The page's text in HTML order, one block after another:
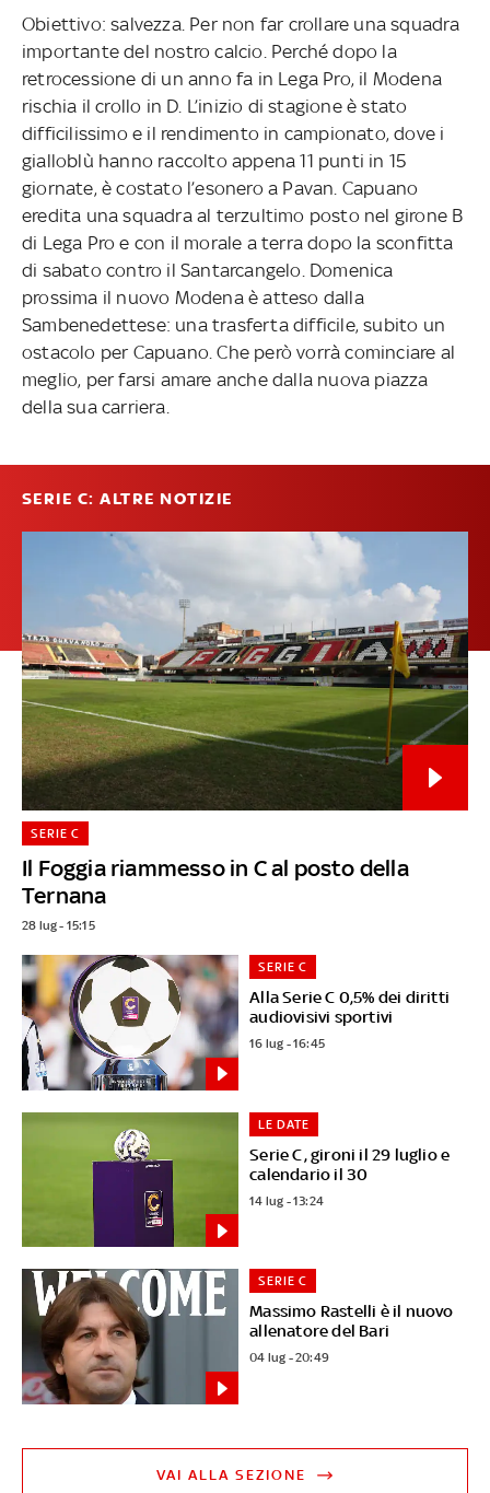
Obiettivo: salvezza. Per non far crollare una squadra
importante del nostro calcio. Perché dopo la
retrocessione di un anno fa in Lega Pro, il Modena
rischia il crollo in D. L’inizio di stagione è stato
difficilissimo e il rendimento in campionato, dove i
gialloblù hanno raccolto appena 11 punti in 15
giornate, è costato l’esonero a Pavan. Capuano
eredita una squadra al terzultimo posto nel girone B
di Lega Pro e con il morale a terra dopo la sconfitta
di sabato contro il Santarcangelo. Domenica
prossima il nuovo Modena è atteso dalla
Sambenedettese: una trasferta difficile, subito un
ostacolo per Capuano. Che però vorrà cominciare al
meglio, per farsi amare anche dalla nuova piazza
della sua carriera.
SERIE C: ALTRE NOTIZIE
Il Foggia riammesso in C al posto della
Ternana
SERIE C
28 lug - 15:15
Alla Serie C 0,5% dei diritti
audiovisivi sportivi
SERIE C
16 lug - 16:45
Serie C, gironi il 29 luglio e
calendario il 30
LE DATE
14 lug - 13:24
Massimo Rastelli è il nuovo
allenatore del Bari
SERIE C
04 lug - 20:49
VAI ALLA SEZIONE